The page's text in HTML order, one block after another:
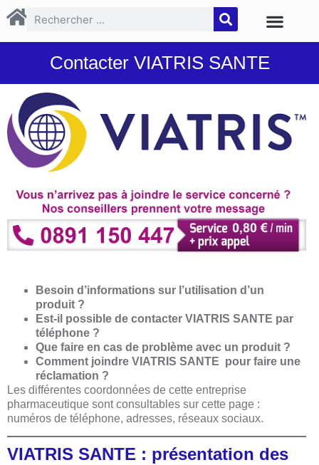
Contacter VIATRIS SANTE
Besoin d’informations sur l’utilisation d’un
produit ?
Est-il possible de contacter VIATRIS SANTE par
téléphone ?
Que faire en cas de problème avec un produit ?
Comment joindre VIATRIS SANTE pour faire une
réclamation ?
Les différentes coordonnées de cette entreprise
pharmaceutique sont consultables sur cette page :
numéros de téléphone, adresses, réseaux sociaux.
VIATRIS SANTE : présentation des